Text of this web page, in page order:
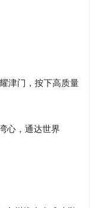
津门，按下高质量
心，通达世界